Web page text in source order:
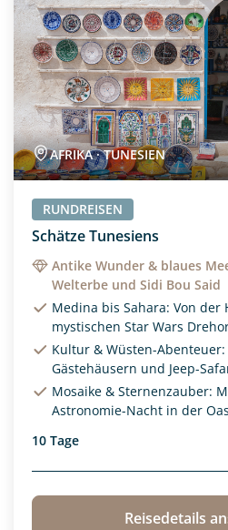
AFRIKA · TUNESIEN
RUNDREISEN
Schätze Tunesiens
Antike Wunder & blaues
Welterbe und Sidi Bou Said
Medina bis Sahara: Von der
mystischen Star Wars
Kultur & Wüsten-
Gästehäusern und Jeep-
Mosaike & Sternenzauber:
Astronomie-Nacht in der
10 Tage
Reisedetails